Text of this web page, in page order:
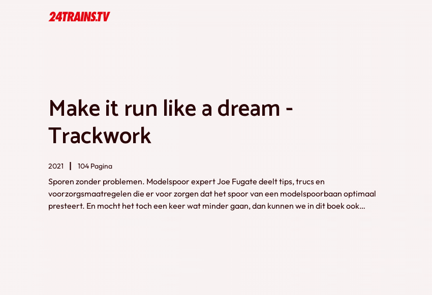
Make it run like a dream -
Trackwork
2021 104 Pagina
Sporen zonder problemen. Modelspoor expert Joe Fugate deelt tips, trucs en
voorzorgsmaatregelen die er voor zorgen dat het spoor van een modelspoorbaan optimaal
presteert. En mocht het toch een keer wat minder gaan, dan kunnen we in dit boek ook